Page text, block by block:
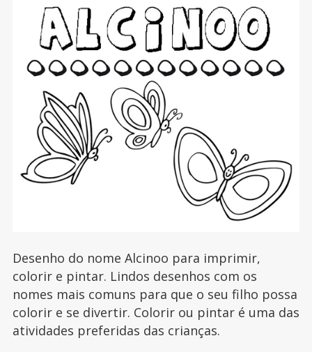
Desenho do nome Alcinoo para imprimir,
colorir e pintar. Lindos desenhos com os
nomes mais comuns para que o seu filho possa
colorir e se divertir. Colorir ou pintar é uma das
atividades preferidas das crianças.